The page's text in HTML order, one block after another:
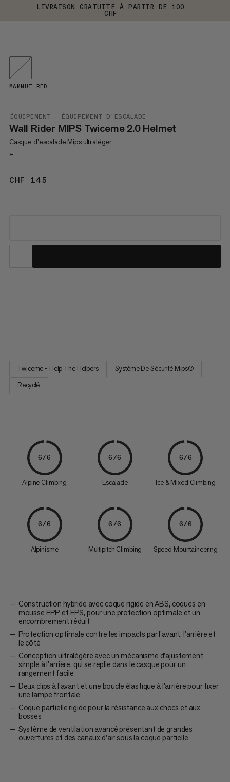
LIVRAISON GRATUITE À PARTIR DE 100
CHF
ÉQUIPEMENT ÉQUIPEMENT D'ESCALADE
Wall Rider MIPS Twiceme 2.0 Helmet
Casque d’escalade Mips ultraléger
+
CHF 145
MAMMUT RED
Twiceme - Help The Helpers
Système De Sécurité Mips®
Recyclé
6/6
Alpine Climbing
6/6
Escalade
6/6
Ice & Mixed Climbing
6/6
Alpinisme
6/6
Multipitch Climbing
6/6
Speed Mountaineering
Construction hybride avec coque rigide en ABS, coques en
mousse EPP et EPS, pour une protection optimale et un
encombrement réduit
Protection optimale contre les impacts par l’avant, l’arrière et
le côté
Conception ultralégère avec un mécanisme d’ajustement
simple à l'arrière, qui se replie dans le casque pour un
rangement facile
Deux clips à l'avant et une boucle élastique à l'arrière pour fixer
une lampe frontale
Coque partielle rigide pour la résistance aux chocs et aux
bosses
Système de ventilation avancé présentant de grandes
ouvertures et des canaux d'air sous la coque partielle